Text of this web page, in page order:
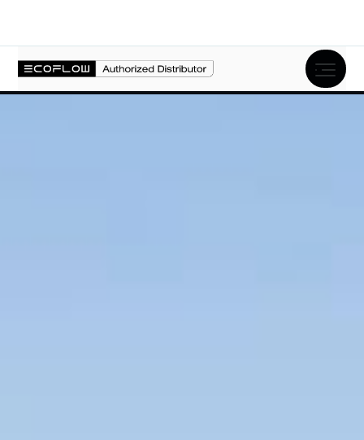
Opis produktu Specyfikacja FAQ